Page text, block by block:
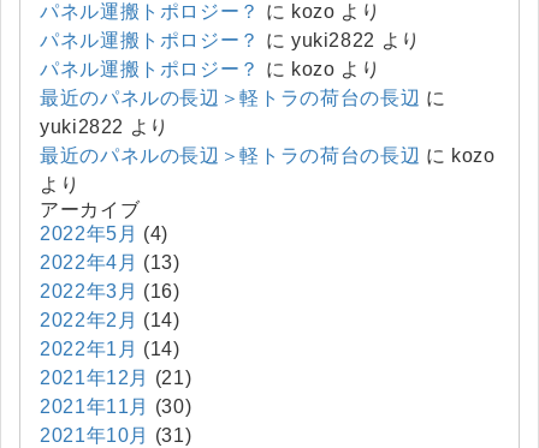
パネル運搬トポロジー？
に kozo より
パネル運搬トポロジー？
に yuki2822 より
パネル運搬トポロジー？
に kozo より
最近のパネルの長辺＞軽トラの荷台の長辺 に
yuki2822 より
最近のパネルの長辺＞軽トラの荷台の長辺 に kozo
より
アーカイブ
2022年5月 (4)
2022年4月 (13)
2022年3月 (16)
2022年2月 (14)
2022年1月 (14)
2021年12月
(21)
2021年11月
(30)
2021年10月
(31)